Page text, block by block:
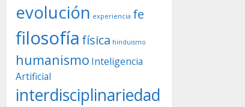
evolución experiencia fe
filosofía física hinduismo
humanismo Inteligencia
Artificial
interdisciplinariedad